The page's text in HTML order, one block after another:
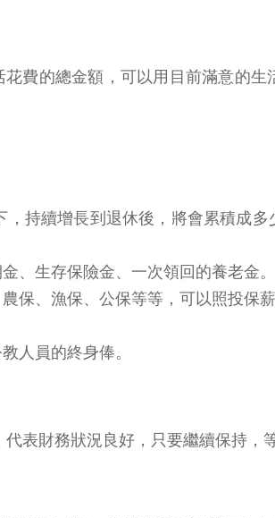
費的總金額，可以用目前滿意的
持續增長到退休後，將會累積成
、生存保險金、一次領回的養老金。
保、漁保、公保等等，可以照投保
人員的終身俸。
表財務狀況良好，只要繼續保持，